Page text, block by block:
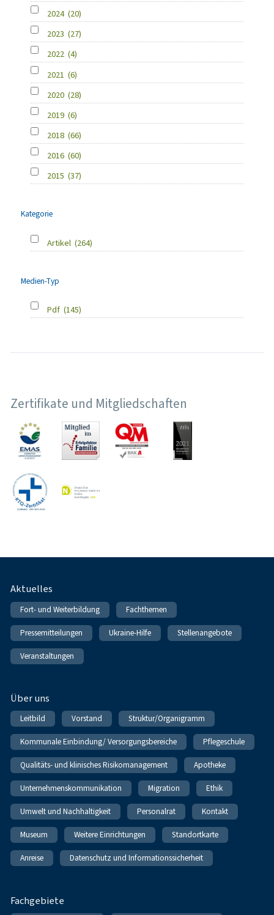
2024 (20)
2023 (27)
2022 (4)
2021 (6)
2020 (28)
2019 (6)
2018 (66)
2016 (60)
2015 (37)
Kategorie
Artikel (264)
Medien-Typ
Pdf (145)
Zertifikate und Mitgliedschaften
Fußnavigation
Aktuelles
Fort- und Weiterbildung Fachthemen
Pressemitteilungen Ukraine-Hilfe Stellenangebote
Veranstaltungen
Über uns
Leitbild Vorstand Struktur/Organigramm
Kommunale Einbindung/ Versorgungsbereiche Pflegeschule
Qualitäts- und klinisches Risikomanagement Apotheke
Unternehmenskommunikation Migration Ethik
Umwelt und Nachhaltigkeit Personalrat Kontakt
Museum Weitere Einrichtungen Standortkarte
Anreise Datenschutz und Informationssicherheit
Fachgebiete